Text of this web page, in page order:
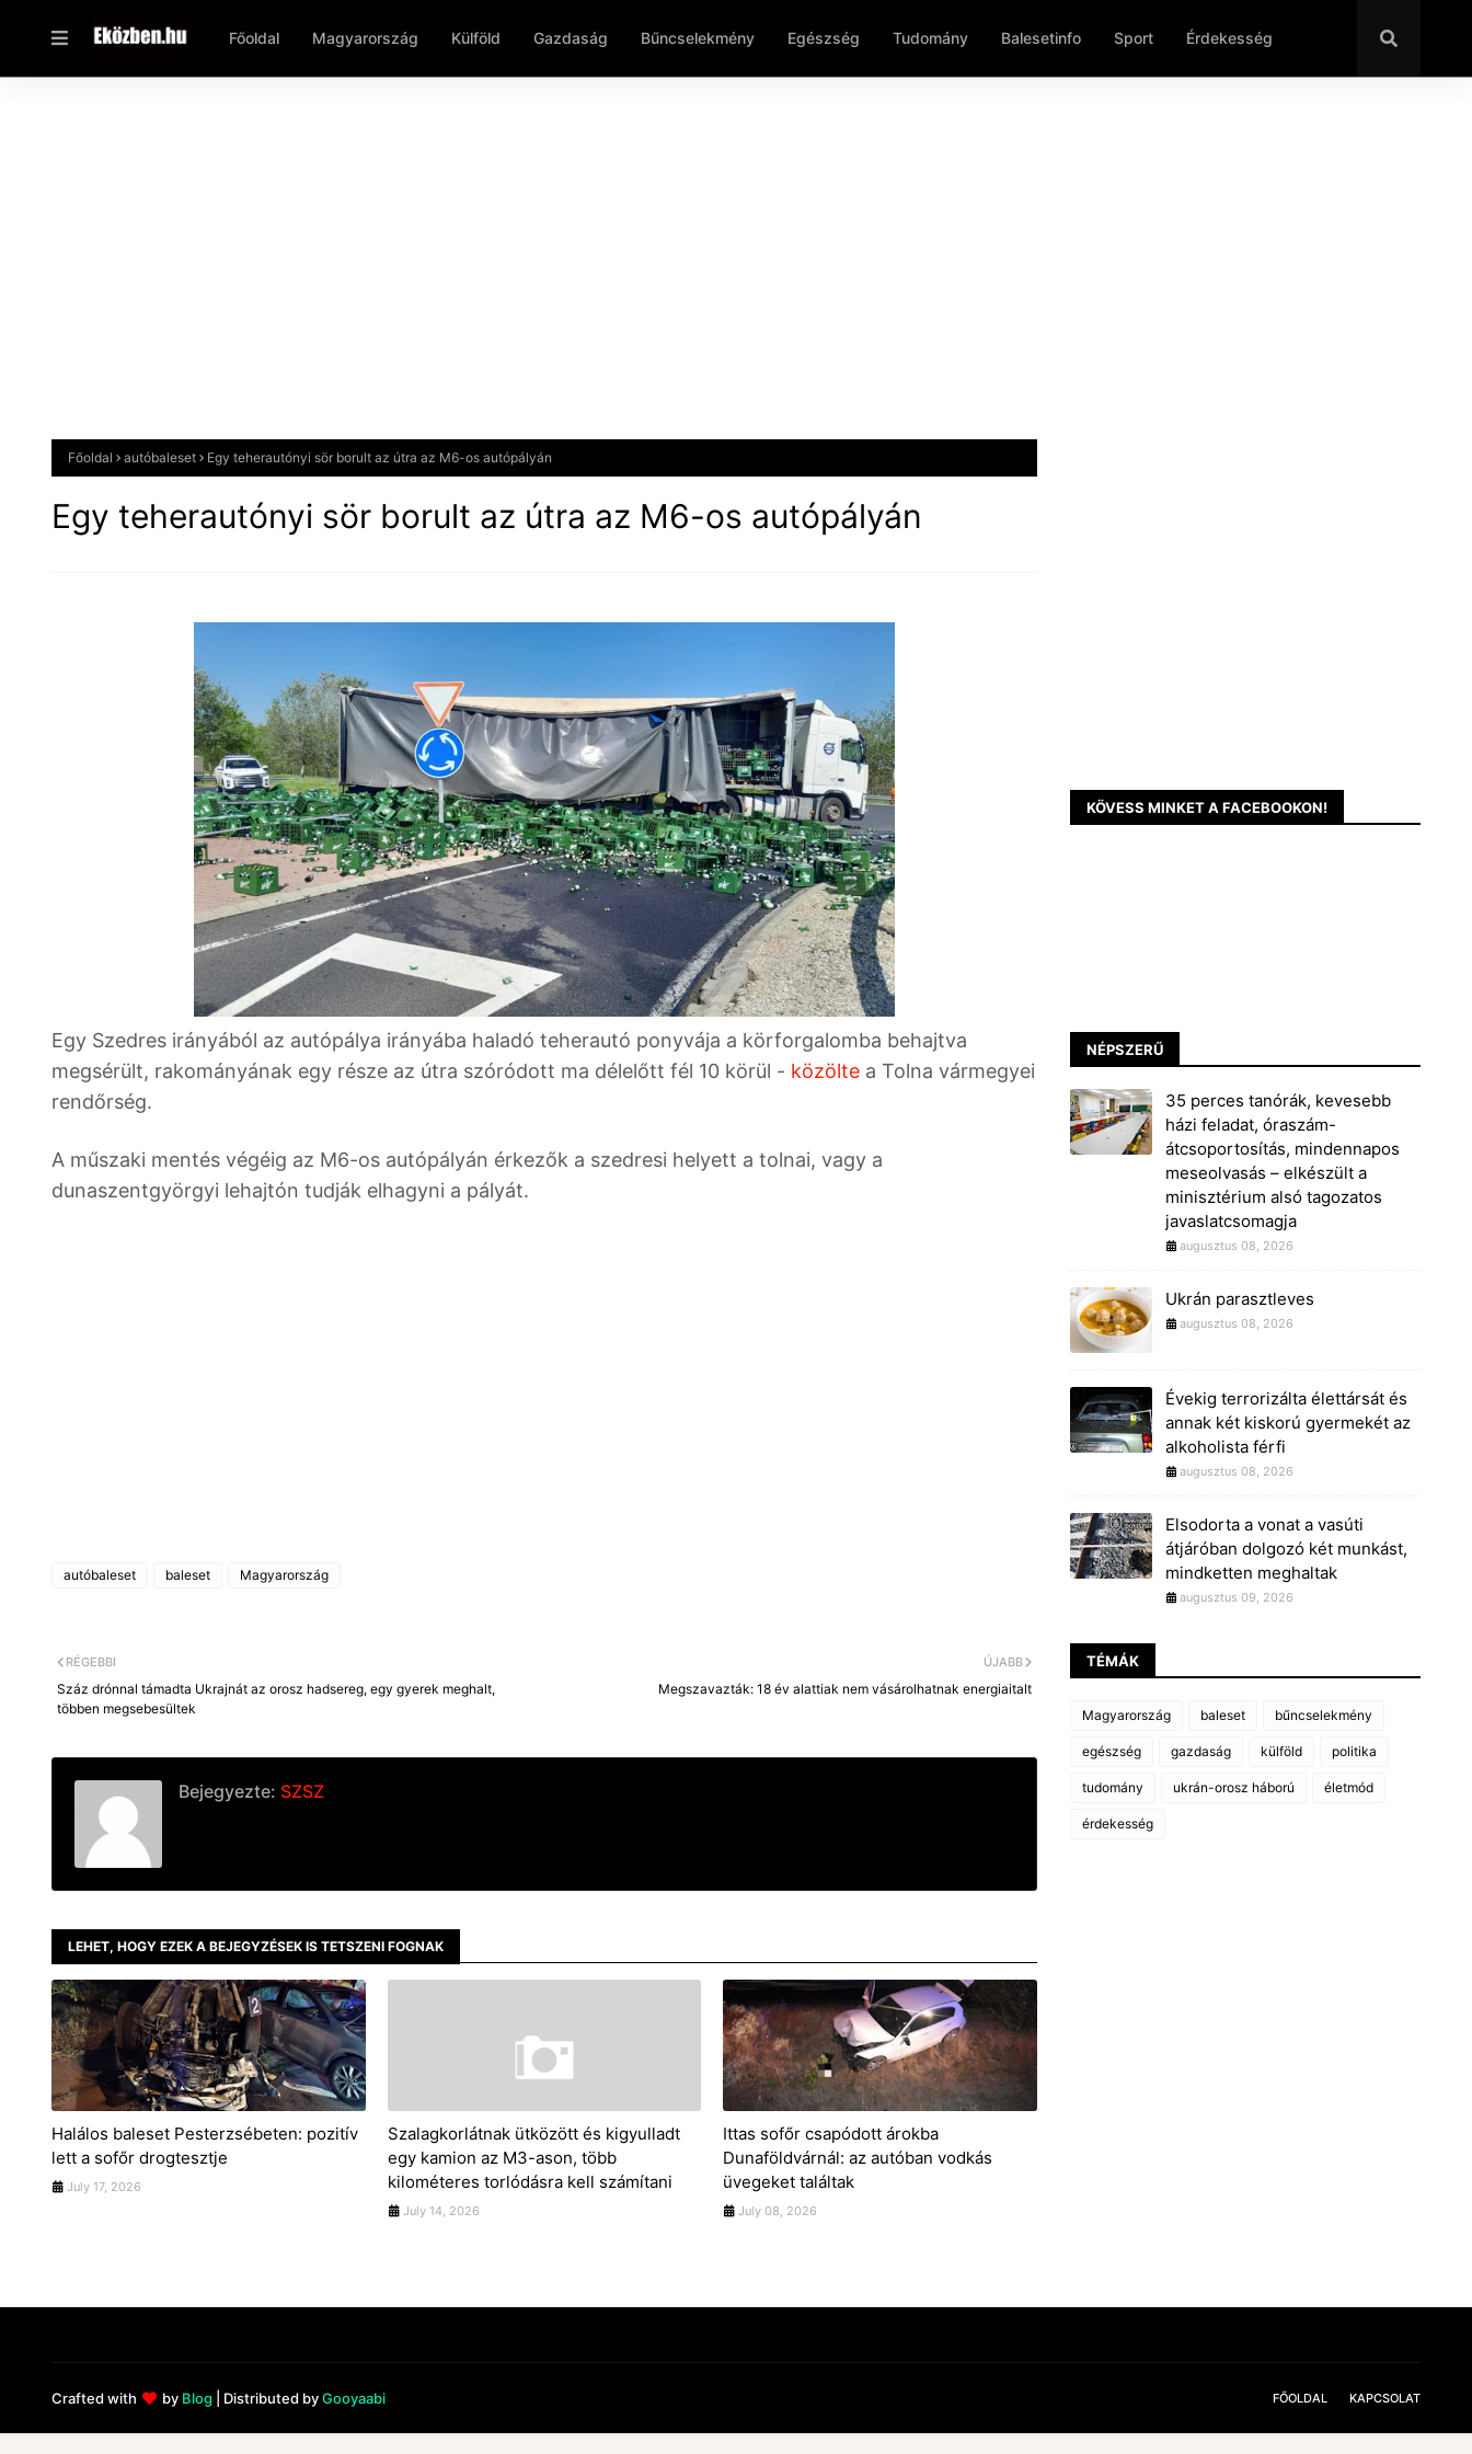
Főoldal Magyarország Külföld Gazdaság Bűncselekmény Egészség Tudomány Balesetinfo Sport Érdekesség
Főoldal autóbaleset Egy teherautónyi sör borult az útra az M6-os autópályán
Egy teherautónyi sör borult az útra az M6-os autópályán
Egy Szedres irányából az autópálya irányába haladó teherautó ponyvája a körforgalomba behajtva
megsérült, rakományának egy része az útra szóródott ma délelőtt fél 10 körül - közölte a Tolna vármegyei
rendőrség.
A műszaki mentés végéig az M6-os autópályán érkezők a szedresi helyett a tolnai, vagy a
dunaszentgyörgyi lehajtón tudják elhagyni a pályát.
autóbaleset baleset Magyarország
ÚJABB
Megszavazták: 18 év alattiak nem vásárolhatnak energiaitalt
RÉGEBBI
Száz drónnal támadta Ukrajnát az orosz hadsereg, egy gyerek meghalt,
többen megsebesültek
Bejegyezte: SZSZ
LEHET, HOGY EZEK A BEJEGYZÉSEK IS TETSZENI FOGNAK
Halálos baleset Pesterzsébeten: pozitív
lett a sofőr drogtesztje
July 17, 2026
Szalagkorlátnak ütközött és kigyulladt
egy kamion az M3-ason, több
kilométeres torlódásra kell számítani
July 14, 2026
Ittas sofőr csapódott árokba
Dunaföldvárnál: az autóban vodkás
üvegeket találtak
July 08, 2026
KÖVESS MINKET A FACEBOOKON!
NÉPSZERŰ
35 perces tanórák, kevesebb
házi feladat, óraszám-
átcsoportosítás, mindennapos
meseolvasás – elkészült a
minisztérium alsó tagozatos
javaslatcsomagja
augusztus 08, 2026
Ukrán parasztleves
augusztus 08, 2026
Évekig terrorizálta élettársát és
annak két kiskorú gyermekét az
alkoholista férfi
augusztus 08, 2026
Elsodorta a vonat a vasúti
átjáróban dolgozó két munkást,
mindketten meghaltak
augusztus 09, 2026
TÉMÁK
Magyarország baleset bűncselekmény
egészség gazdaság külföld politika
tudomány ukrán-orosz háború életmód
érdekesség
FŐOLDAL KAPCSOLAT
Crafted with by Blog | Distributed byGooyaabi